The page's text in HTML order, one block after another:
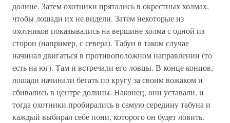
долине. Затем охотники прятались в окрестных холмах,
чтобы лошади их не видели. Затем некоторые из
охотников показывались на вершине холма с одной из
сторон (например, с севера). Табун в таком случае
начинал двигаться в противоположном направлении (то
есть на юг). Там и встречали его ловцы. В конце концов,
лошади начинали бегать по кругу за своим вожаком и
сбивались в центре долины. Наконец, они уставали, и
тогда охотники пробирались в самую середину табуна и
каждый выбирал себе пони, которого он будет ловить.